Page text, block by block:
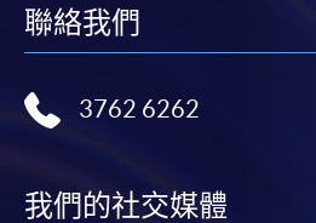
聯絡我們
3762 6262
我們的社交媒體